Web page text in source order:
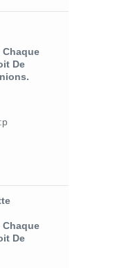
Chaque
De
Chaque
De